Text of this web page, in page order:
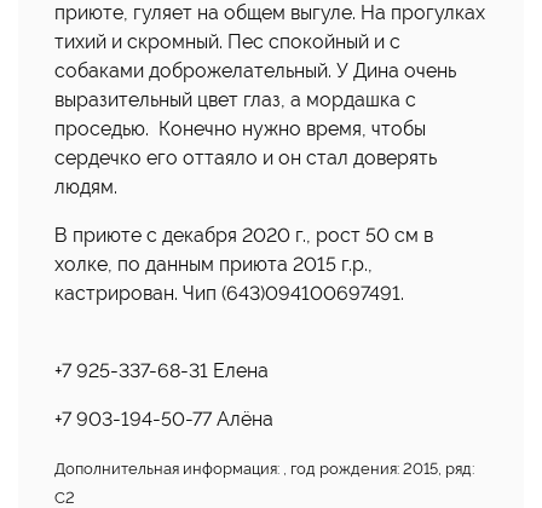
приюте, гуляет на общем выгуле. На прогулках
тихий и скромный. Пес спокойный и с
собаками доброжелательный. У Дина очень
выразительный цвет глаз, а мордашка с
проседью. Конечно нужно время, чтобы
сердечко его оттаяло и он стал доверять
людям.
В приюте с декабря 2020 г., рост 50 см в
холке, по данным приюта 2015 г.р.,
кастрирован. Чип (643)094100697491.
+7 925-337-68-31 Елена
+7 903-194-50-77 Алёна
Дополнительная информация: , год рождения: 2015, ряд:
С2